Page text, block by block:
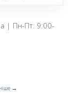
| Пн-Пт: 9:00-
→